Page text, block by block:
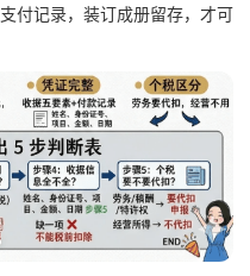
付记录，装订成册留存，才可